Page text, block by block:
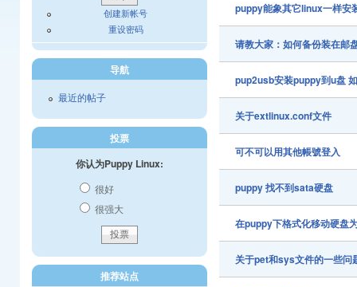
puppy能象其它linux一样安
请教大家：如何备份装在邮
pup2usb安装puppy到u盘
关于extlinux.conf文件
可不可以用其他帳號登入
puppy 找不到sata硬盘
在puppy下格式化移动硬盘
关于pet和sys文件的一些问
创建新帐号
重设密码
导航
最近的帖子
投票
你认为Puppy Linux:
很好
很强大
推荐站点